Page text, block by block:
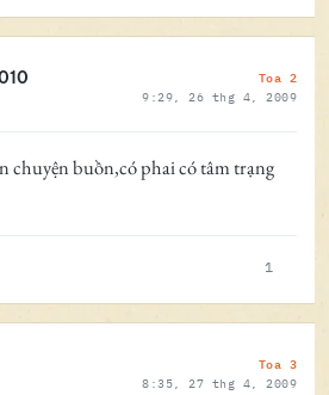
Toa 2
9:29, 26 thg 4, 2009
chuyện buồn,có phai có tâm trạng
1
Toa 3
8:35, 27 thg 4, 2009